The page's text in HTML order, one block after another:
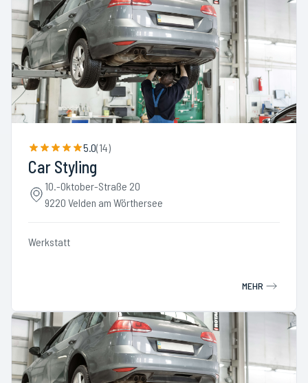
5.0(14)
Car Styling
10.-Oktober-Straße 20
9220 Velden am Wörthersee
Werkstatt
MEHR